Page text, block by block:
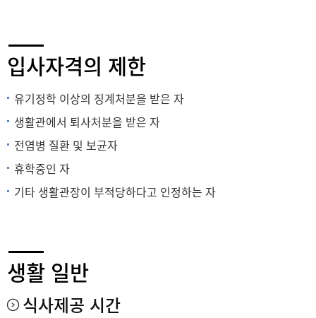
입사자격의 제한
유기정학 이상의 징계처분을 받은 자
생활관에서 퇴사처분을 받은 자
전염병 질환 및 보균자
휴학중인 자
기타 생활관장이 부적당하다고 인정하는 자
생활 일반
식사제공 시간